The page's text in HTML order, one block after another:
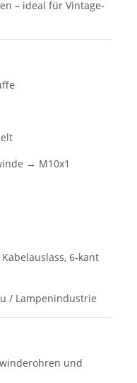
– ideal für Vintage-
→ M10x1
6-kant
/ Lampenindustrie
und